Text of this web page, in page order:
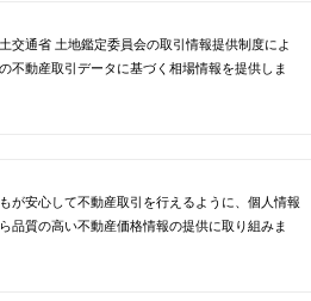
交通省 土地鑑定委員会の取引情報提供制度によ
不動産取引データに基づく相場情報を提供しま
が安心して不動産取引を行えるように、個人情報
品質の高い不動産価格情報の提供に取り組みま